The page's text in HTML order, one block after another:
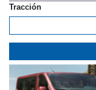
Tracción